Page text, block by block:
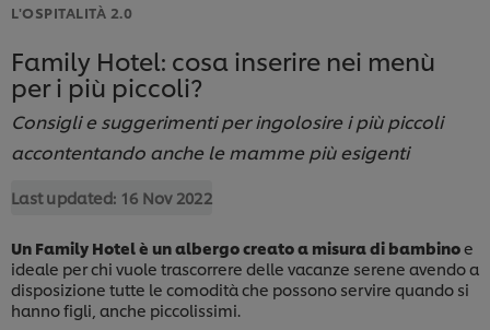
L'OSPITALITÀ 2.0
Family Hotel: cosa inserire nei menù
per i più piccoli?
Consigli e suggerimenti per ingolosire i più piccoli
accontentando anche le mamme più esigenti
Last updated: 16 Nov 2022
Un Family Hotel è un albergocreato a misura di bambinoe
ideale per chi vuole trascorrere delle vacanze serene avendo a
disposizione tutte le comodità che possono servire quando si
hanno figli, anche piccolissimi.